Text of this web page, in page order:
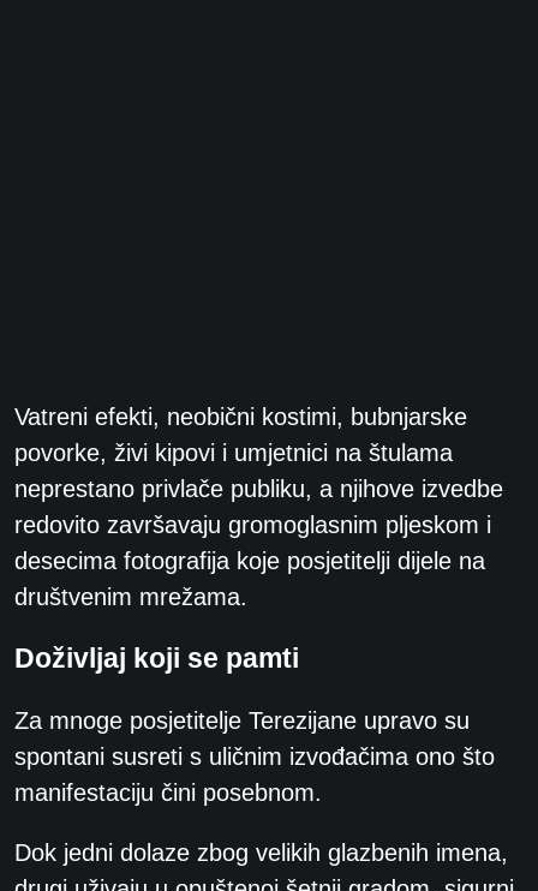
Vatreni efekti, neobični kostimi, bubnjarske
povorke, živi kipovi i umjetnici na štulama
neprestano privlače publiku, a njihove izvedbe
redovito završavaju gromoglasnim pljeskom i
desecima fotografija koje posjetitelji dijele na
društvenim mrežama.
Doživljaj koji se pamti
Za mnoge posjetitelje Terezijane upravo su
spontani susreti s uličnim izvođačima ono što
manifestaciju čini posebnom.
Dok jedni dolaze zbog velikih glazbenih imena,